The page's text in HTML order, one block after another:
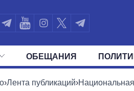
ОБЕЩАНИЯ
ВСЕ ПОЛИТИКИ ПРЕЗИДЕНТ И
›Лента публикаций›